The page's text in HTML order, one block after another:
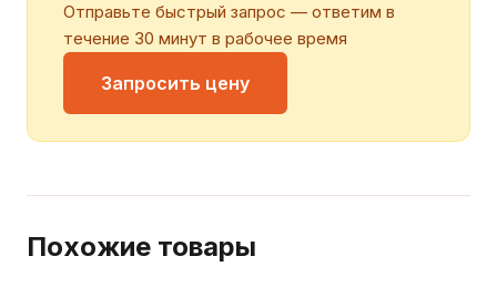
Отправьте быстрый запрос — ответим в
течение 30 минут в рабочее время
Запросить цену
Похожие товары